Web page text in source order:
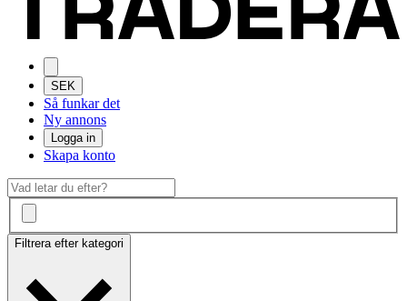
SEK
Så funkar det
Ny annons
Logga in
Skapa konto
Filtrera efter kategori